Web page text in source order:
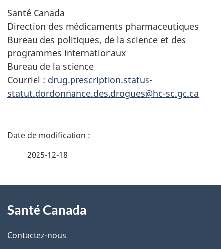
Santé Canada
Direction des médicaments pharmaceutiques
Bureau des politiques, de la science et des
programmes internationaux
Bureau de la science
Courriel : drug.prescription.status-
statut.dordonnance.des.drogues@hc-sc.gc.ca
D
i
l
2025-12-18
propos
de
Santé Canada
Contactez-nous